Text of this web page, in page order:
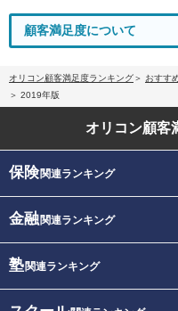
顧客満足度について
オリコン顧客満足度ランキング
おすす
2019年版
オリコン顧客
保険関連ランキング
金融関連ランキング
塾関連ランキング